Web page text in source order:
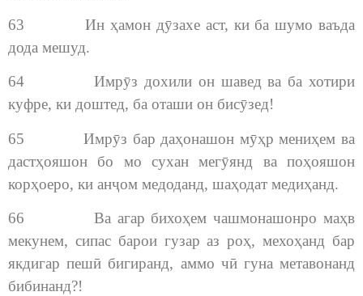
63 Ин ҳамон дӯзахе аст, ки ба шумо ваъда
дода мешуд.
64 Имрӯз дохили он шавед ва ба хотири
куфре, ки доштед, ба оташи он бисӯзед!
65 Имрӯз бар даҳонашон мӯҳр мениҳем ва
дастҳояшон бо мо сухан мегӯянд ва поҳояшон
корҳоеро, ки анҷом медоданд, шаҳодат медиҳанд.
66 Ва агар бихоҳем чашмонашонро маҳв
мекунем, сипас барои гузар аз роҳ, мехоҳанд бар
якдигар пешӣ бигиранд, аммо чӣ гуна метавонанд
бибинанд?!